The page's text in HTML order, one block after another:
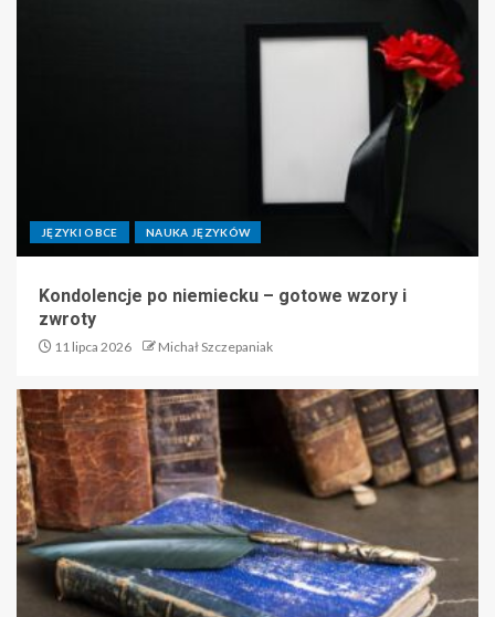
JĘZYKI OBCE NAUKA JĘZYKÓW
Kondolencje po niemiecku – gotowe wzory i
zwroty
11 lipca 2026 Michał Szczepaniak